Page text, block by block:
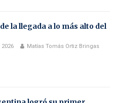
la llegada a lo más alto del
Matías Tomás Ortiz Bringas